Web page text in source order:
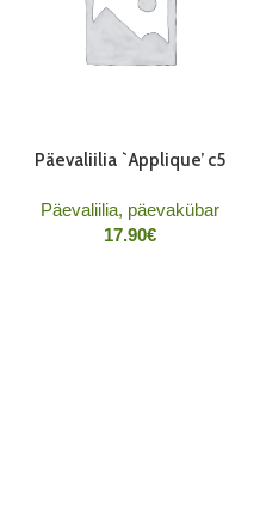
Päevaliilia `Applique’ c5
Päevaliilia, päevakübar
17.90€